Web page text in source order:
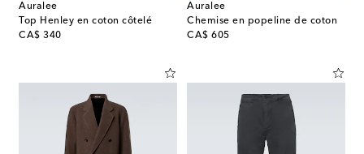
Auralee
Top Henley en coton côtelé
CA$ 340
original price
Auralee
Chemise en popeline de coton
CA$ 605
original price